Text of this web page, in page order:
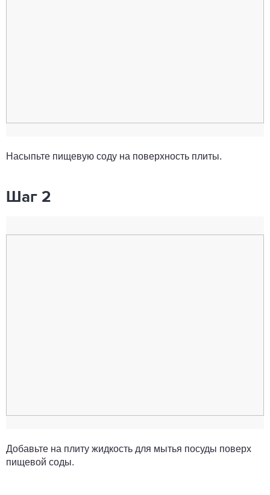
Насыпьте пищевую соду на поверхность плиты.
Шаг 2
Добавьте на плиту жидкость для мытья посуды поверх
пищевой соды.